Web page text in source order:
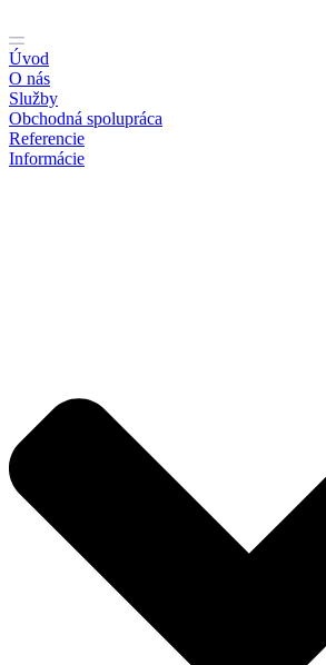
na
obsah
Úvod
O nás
Služby
Obchodná spolupráca
Referencie
Informácie